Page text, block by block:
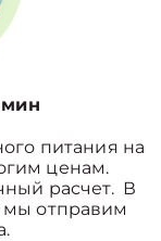
мин
питания на
ценам.
расчет. В
мы отправим